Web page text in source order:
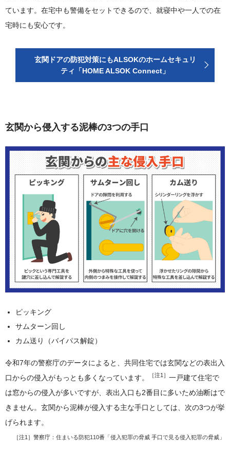
ています。在宅中も警備をセットできるので、就寝中や一人での在
宅時にも安心です。
玄関ドアの防犯対策にもALSOKのホームセキュリ
ティ「HOME ALSOK Connect」
玄関から侵入する泥棒の3つの手口
ピッキング
サムターン回し
カム送り（バイパス解錠）
令和7年の警察庁のデータによると、共同住宅では玄関などの表出入
口からの侵入がもっとも多くなっています。
［注1］ 一戸建て住宅で
は窓からの侵入が多いですが、表出入口も2番目に多いため油断はで
きません。玄関から泥棒が侵入する主な手口としては、次の3つが挙
げられます。
［注1］警察庁： 住まいる防犯110番「侵入犯罪の脅威 手口で見る侵入犯罪の脅威」